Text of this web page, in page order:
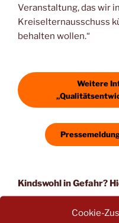
Cookie-
Veranstaltung, das wir
Kreiselternausschuss
behalten wollen.“
Weitere
Kindswohl in Gefahr?
Bei Verdacht auf